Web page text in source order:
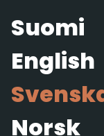
Suomi
English
Norsk